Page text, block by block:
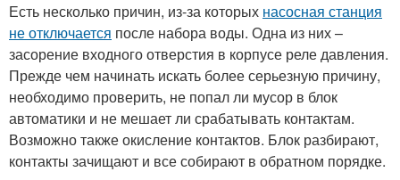
Есть несколько причин, из-за которых насосная станция
не отключается после набора воды. Одна из них –
засорение входного отверстия в корпусе реле давления.
Прежде чем начинать искать более серьезную причину,
необходимо проверить, не попал ли мусор в блок
автоматики и не мешает ли срабатывать контактам.
Возможно также окисление контактов. Блок разбирают,
контакты зачищают и все собирают в обратном порядке.